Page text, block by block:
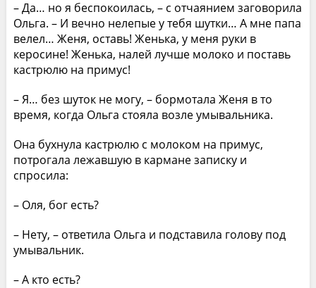
– Да… но я беспокоилась, – с отчаянием заговорила
Ольга. – И вечно нелепые у тебя шутки… А мне папа
велел… Женя, оставь! Женька, у меня руки в
керосине! Женька, налей лучше молоко и поставь
кастрюлю на примус!
– Я… без шуток не могу, – бормотала Женя в то
время, когда Ольга стояла возле умывальника.
Она бухнула кастрюлю с молоком на примус,
потрогала лежавшую в кармане записку и
спросила:
– Оля, бог есть?
– Нету, – ответила Ольга и подставила голову под
умывальник.
– А кто есть?